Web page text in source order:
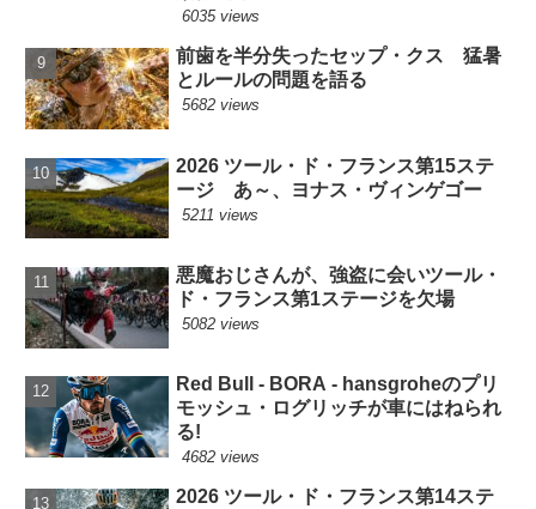
6035 views
前歯を半分失ったセップ・クス 猛暑
とルールの問題を語る
5682 views
2026 ツール・ド・フランス第15ステ
ージ あ～、ヨナス・ヴィンゲゴー
5211 views
悪魔おじさんが、強盗に会いツール・
ド・フランス第1ステージを欠場
5082 views
Red Bull - BORA - hansgroheのプリ
モッシュ・ログリッチが車にはねられ
る!
4682 views
2026 ツール・ド・フランス第14ステ